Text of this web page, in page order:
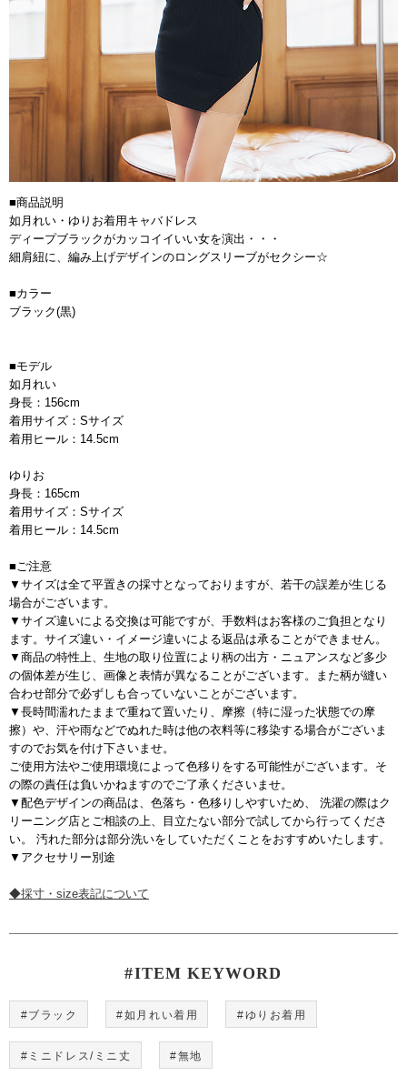
■商品説明
如月れい・ゆりお着用キャバドレス
ディープブラックがカッコイイいい女を演出・・・
細肩紐に、編み上げデザインのロングスリーブがセクシー☆
■カラー
ブラック(黒)
■モデル
如月れい
身長：156cm
着用サイズ：Sサイズ
着用ヒール：14.5cm
ゆりお
身長：165cm
着用サイズ：Sサイズ
着用ヒール：14.5cm
■ご注意
▼サイズは全て平置きの採寸となっておりますが、若干の誤差が生じる
場合がございます。
▼サイズ違いによる交換は可能ですが、手数料はお客様のご負担となり
ます。サイズ違い・イメージ違いによる返品は承ることができません。
▼商品の特性上、生地の取り位置により柄の出方・ニュアンスなど多少
の個体差が生じ、画像と表情が異なることがございます。また柄が縫い
合わせ部分で必ずしも合っていないことがございます。
▼長時間濡れたままで重ねて置いたり、摩擦（特に湿った状態での摩
擦）や、汗や雨などでぬれた時は他の衣料等に移染する場合がございま
すのでお気を付け下さいませ。
ご使用方法やご使用環境によって色移りをする可能性がございます。そ
の際の責任は負いかねますのでご了承くださいませ。
▼配色デザインの商品は、色落ち・色移りしやすいため、 洗濯の際はク
リーニング店とご相談の上、目立たない部分で試してから行ってくださ
い。 汚れた部分は部分洗いをしていただくことをおすすめいたします。
▼アクセサリー別途
◆採寸・size表記について
#ITEM KEYWORD
#ブラック #如月れい着用 #ゆりお着用
#ミニドレス/ミニ丈 #無地